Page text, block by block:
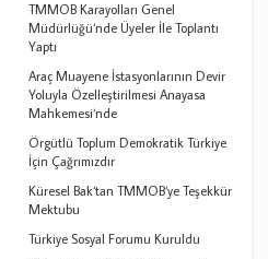
TMMOB Karayolları Genel
Müdürlüğü‘nde Üyeler İle Toplantı
Yaptı
Araç Muayene İstasyonlarının Devir
Yoluyla Özelleştirilmesi Anayasa
Mahkemesi‘nde
Örgütlü Toplum Demokratik Türkiye
İçin Çağrımızdır
Küresel Bak‘tan TMMOB‘ye Teşekkür
Mektubu
Türkiye Sosyal Forumu Kuruldu